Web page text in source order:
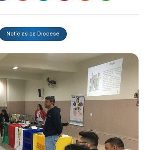
Notícias da Diocese